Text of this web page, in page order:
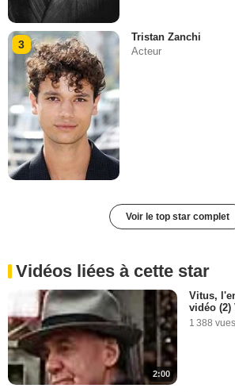
3
Tristan Zanchi
Acteur
Voir le top star complet
Vidéos liées à cette star
2:00
Vitus,
vidéo (2)
1 388 vues